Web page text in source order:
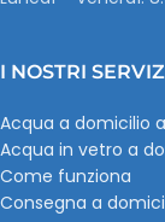
I NOSTRI
Acqua a domicilio
Acqua in vetro a
Come funziona
Consegna a